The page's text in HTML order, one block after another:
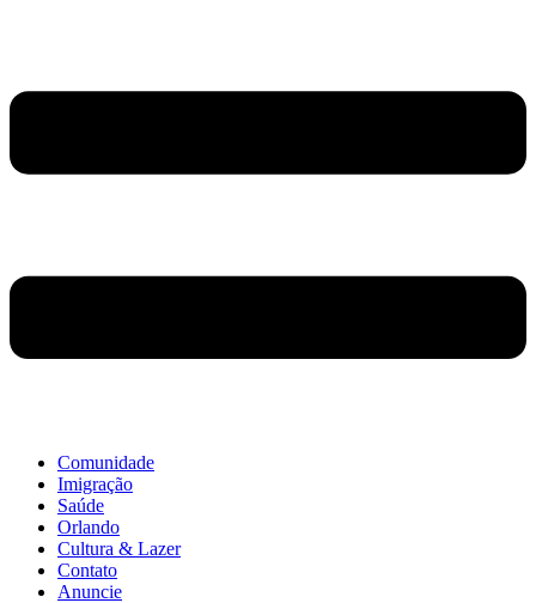
Comunidade
Imigração
Saúde
Orlando
Cultura & Lazer
Contato
Anuncie